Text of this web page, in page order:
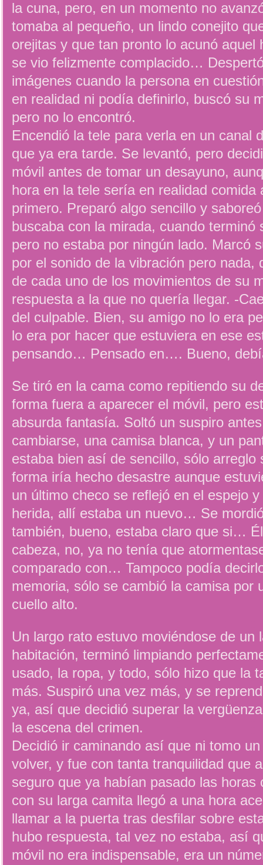
la cuna, pero, en un momento no
tomaba al pequeño, un lindo conejito
orejitas y que tan pronto lo acunó aquel
se vio felizmente complacido…
imágenes cuando la persona en
en realidad ni podía definirlo, buscó su
pero no lo encontró.
Encendió la tele para verla en un canal
que ya era tarde. Se levantó, pero
móvil antes de tomar un desayuno,
hora en la tele sería en realidad comida
primero. Preparó algo sencillo y
buscaba con la mirada, cuando terminó
pero no estaba por ningún lado. Marcó
por el sonido de la vibración pero nada,
de cada uno de los movimientos de su
respuesta a la que no quería llegar. -
del culpable. Bien, su amigo no lo era
lo era por hacer que estuviera en ese
pensando… Pensado en…. Bueno,
Se tiró en la cama como repitiendo su
forma fuera a aparecer el móvil, pero
absurda fantasía. Soltó un suspiro
cambiarse, una camisa blanca, y un
estaba bien así de sencillo, sólo arreglo
forma iría hecho desastre aunque
un último checo se reflejó en el espejo
herida, allí estaba un nuevo… Se
también, bueno, estaba claro que si…
cabeza, no, ya no tenía que
comparado con… Tampoco podía
memoria, sólo se cambió la camisa por
cuello alto.
Un largo rato estuvo moviéndose de un
habitación, terminó limpiando
usado, la ropa, y todo, sólo hizo que la
más. Suspiró una vez más, y se
ya, así que decidió superar la
la escena del crimen.
Decidió ir caminando así que ni tomo
volver, y fue con tanta tranquilidad que
seguro que ya habían pasado las horas
con su larga camita llegó a una hora
llamar a la puerta tras desfilar sobre
hubo respuesta, tal vez no estaba, así
móvil no era indispensable, era un